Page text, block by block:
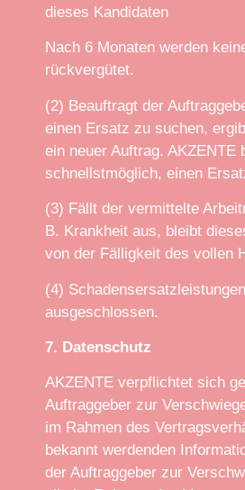
dieses Kandidaten
Nach 6 Monaten werden
rückvergütet.
(2) Beauftragt der
einen Ersatz zu suchen,
ein neuer Auftrag. AKZENTE
schnellstmöglich, einen
(3) Fällt der vermittelte
B. Krankheit aus, bleibt
von der Fälligkeit des vollen
(4)
ausgeschlossen.
7. Datenschutz
AKZENTE verpflichtet sich
Auftraggeber zur
im Rahmen des
bekannt werdenden
der Auftraggeber zur